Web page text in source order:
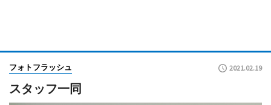
フォトフラッシュ 2021.02.19
スタッフ一同